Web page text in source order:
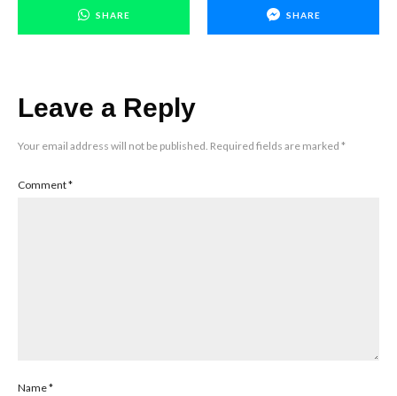
SHARE SHARE
Leave a Reply
Your email address will not be published. Required fields are marked *
Comment*
Name*